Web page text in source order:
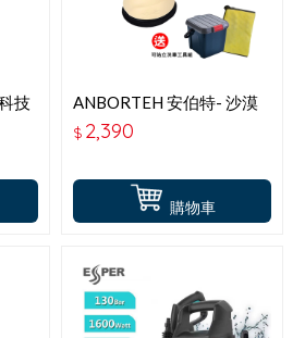
技
購物車
ANBORTEH 安伯特- 沙漠
之鷹無線打蠟機 (ABT-
D018)-送可站立洗車工具
$ 2,390